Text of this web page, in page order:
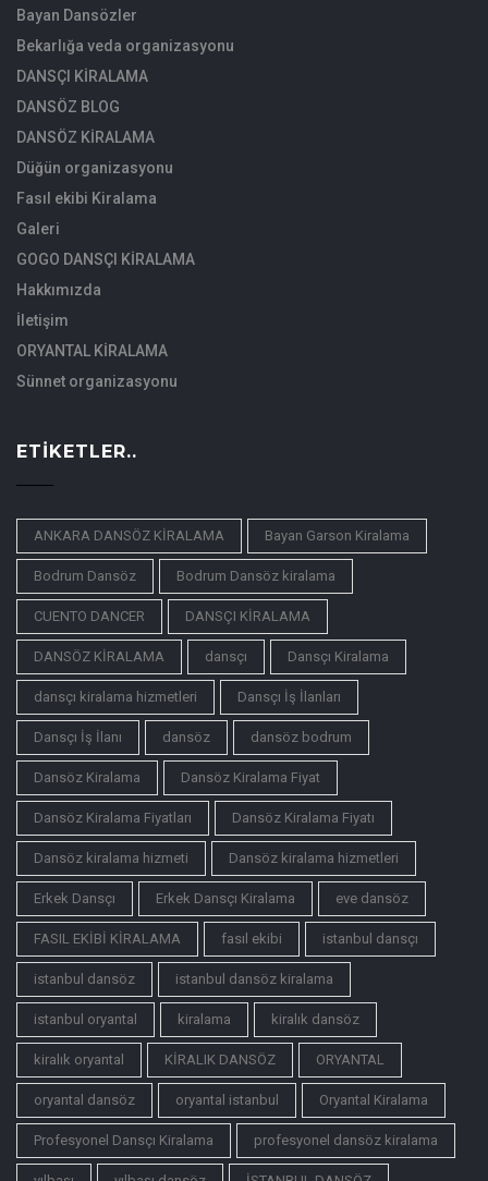
Bayan Dansözler
Bekarlığa veda organizasyonu
DANSÇI KİRALAMA
DANSÖZ BLOG
DANSÖZ KİRALAMA
Düğün organizasyonu
Fasıl ekibi Kiralama
Galeri
GOGO DANSÇI KİRALAMA
Hakkımızda
İletişim
ORYANTAL KİRALAMA
Sünnet organizasyonu
ETIKETLER..
ANKARA DANSÖZ KİRALAMA Bayan Garson Kiralama
Bodrum Dansöz Bodrum Dansöz kiralama
CUENTO DANCER DANSÇI KİRALAMA
DANSÖZ KİRALAMA dansçı Dansçı Kiralama
dansçı kiralama hizmetleri Dansçı İş İlanları
Dansçı İş İlanı dansöz dansöz bodrum
Dansöz Kiralama Dansöz Kiralama Fiyat
Dansöz Kiralama Fiyatları Dansöz Kiralama Fiyatı
Dansöz kiralama hizmeti Dansöz kiralama hizmetleri
Erkek Dansçı Erkek Dansçı Kiralama eve dansöz
FASIL EKİBİ KİRALAMA fasıl ekibi istanbul dansçı
istanbul dansöz istanbul dansöz kiralama
istanbul oryantal kiralama kiralık dansöz
kiralık oryantal KİRALIK DANSÖZ ORYANTAL
oryantal dansöz oryantal istanbul Oryantal Kiralama
Profesyonel Dansçı Kiralama profesyonel dansöz kiralama